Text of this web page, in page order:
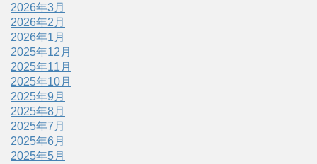
2026年3月
2026年2月
2026年1月
2025年12月
2025年11月
2025年10月
2025年9月
2025年8月
2025年7月
2025年6月
2025年5月